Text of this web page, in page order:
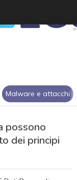
Malware e attacchi
possono
dei principi